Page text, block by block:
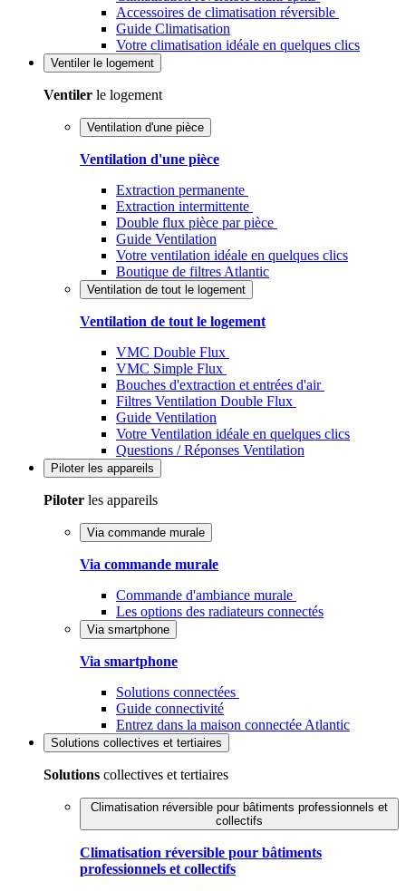
Accessoires de climatisation réversible
Guide Climatisation
Votre climatisation idéale en quelques clics
Ventiler le logement
Ventiler le logement
Ventilation d'une pièce
Ventilation d'une pièce
Extraction permanente
Extraction intermittente
Double flux pièce par pièce
Guide Ventilation
Votre ventilation idéale en quelques clics
Boutique de filtres Atlantic
Ventilation de tout le logement
Ventilation de tout le logement
VMC Double Flux
VMC Simple Flux
Bouches d'extraction et entrées d'air
Filtres Ventilation Double Flux
Guide Ventilation
Votre Ventilation idéale en quelques clics
Questions / Réponses Ventilation
Piloter les appareils
Piloter les appareils
Via commande murale
Via commande murale
Commande d'ambiance murale
Les options des radiateurs connectés
Via smartphone
Via smartphone
Solutions connectées
Guide connectivité
Entrez dans la maison connectée Atlantic
Solutions collectives et tertiaires
Solutions collectives et tertiaires
Climatisation réversible pour bâtiments professionnels et
collectifs
Climatisation réversible pour bâtiments
professionnels et collectifs